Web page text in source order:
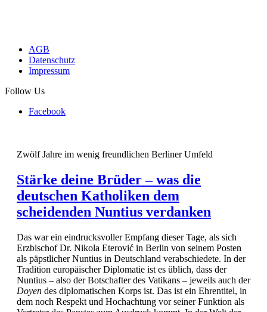
AGB
Datenschutz
Impressum
Follow Us
Facebook
Zwölf Jahre im wenig freundlichen Berliner Umfeld
Stärke deine Brüder – was die
deutschen Katholiken dem
scheidenden Nuntius verdanken
Das war ein eindrucksvoller Empfang dieser Tage, als sich
Erzbischof Dr. Nikola Eterović in Berlin von seinem Posten
als päpstlicher Nuntius in Deutschland verabschiedete. In der
Tradition europäischer Diplomatie ist es üblich, dass der
Nuntius – also der Botschafter des Vatikans – jeweils auch der
Doyen des diplomatischen Korps ist. Das ist ein Ehrentitel, in
dem noch Respekt und Hochachtung vor seiner Funktion als